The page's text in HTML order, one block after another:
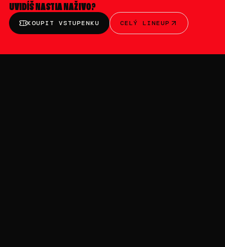
UVIDÍŠNASTIANAŽIVO?
KOUPIT VSTUPENKU CELÝ LINEUP